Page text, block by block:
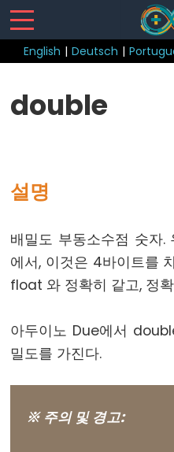
English | Deutsch |
Structure
break
do...
while
goto
double
설명
배밀도 부동소수점 숫자.
에서, 이것은 4바이트를
float 와 정확히 같고, 정
아두이노 Due에서
밀도를 가진다.
※ 주의 및 경고: